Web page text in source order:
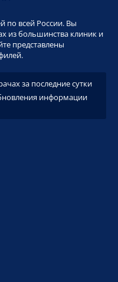
по всей России. Вы
из большинства клиник и
представлены
за последние сутки
информации